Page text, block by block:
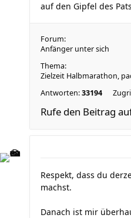
auf den Gipfel des
Forum:
Anfänger unter sich
Thema:
Zielzeit Halbmarathon,
Antworten:33194
Rufe den Beitrag
Respekt, dass du
machst.
Danach ist mir